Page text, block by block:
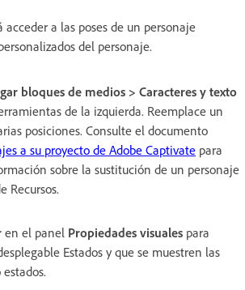
acceder a las poses de un personaje
del personaje.
bloques de medios > Caracteres y texto
de la izquierda. Reemplace un
posiciones. Consulte el documento
a su proyecto de Adobe Captivate para
sobre la sustitución de un personaje
Recursos.
en el panel Propiedades visuales para
Estados y que se muestren las